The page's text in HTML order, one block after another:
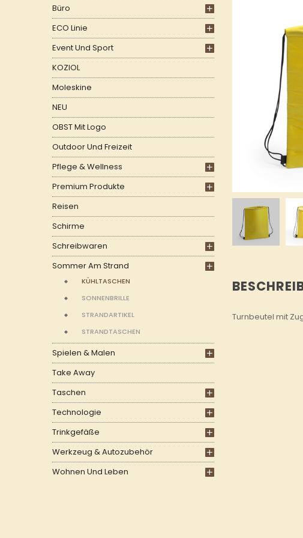
Büro
ECO Linie
Event Und Sport
KOZIOL
Moleskine
NEU
OBST Mit Logo
Outdoor Und Freizeit
Pflege & Wellness
Premium Produkte
Reisen
Schirme
Schreibwaren
Sommer Am Strand
KÜHLTASCHEN
SONNENBRILLE
STRANDARTIKEL
STRANDTASCHEN
Spielen & Malen
Take Away
Taschen
Technologie
Trinkgefäße
Werkzeug & Autozubehör
Wohnen Und Leben
Turnbeutel mit